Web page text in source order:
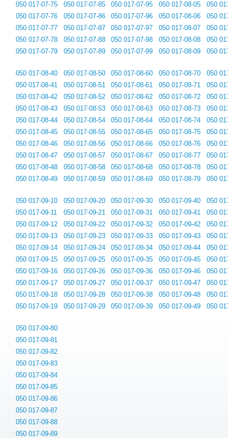
050 017-07-75
050 017-07-76
050 017-07-77
050 017-07-78
050 017-07-79
050 017-07-85
050 017-07-86
050 017-07-87
050 017-07-88
050 017-07-89
050 017-07-95
050 017-07-96
050 017-07-97
050 017-07-98
050 017-07-99
050 017-08-05
050 017-08-06
050 017-08-07
050 017-08-08
050 017-08-09
050
050
050
050
050
050 017-08-40
050 017-08-41
050 017-08-42
050 017-08-43
050 017-08-44
050 017-08-45
050 017-08-46
050 017-08-47
050 017-08-48
050 017-08-49
050 017-08-50
050 017-08-51
050 017-08-52
050 017-08-53
050 017-08-54
050 017-08-55
050 017-08-56
050 017-08-57
050 017-08-58
050 017-08-59
050 017-08-60
050 017-08-61
050 017-08-62
050 017-08-63
050 017-08-64
050 017-08-65
050 017-08-66
050 017-08-67
050 017-08-68
050 017-08-69
050 017-08-70
050 017-08-71
050 017-08-72
050 017-08-73
050 017-08-74
050 017-08-75
050 017-08-76
050 017-08-77
050 017-08-78
050 017-08-79
050
050
050
050
050
050
050
050
050
050
050 017-09-10
050 017-09-11
050 017-09-12
050 017-09-13
050 017-09-14
050 017-09-15
050 017-09-16
050 017-09-17
050 017-09-18
050 017-09-19
050 017-09-20
050 017-09-21
050 017-09-22
050 017-09-23
050 017-09-24
050 017-09-25
050 017-09-26
050 017-09-27
050 017-09-28
050 017-09-29
050 017-09-30
050 017-09-31
050 017-09-32
050 017-09-33
050 017-09-34
050 017-09-35
050 017-09-36
050 017-09-37
050 017-09-38
050 017-09-39
050 017-09-40
050 017-09-41
050 017-09-42
050 017-09-43
050 017-09-44
050 017-09-45
050 017-09-46
050 017-09-47
050 017-09-48
050 017-09-49
050
050
050
050
050
050
050
050
050
050
050 017-09-80
050 017-09-81
050 017-09-82
050 017-09-83
050 017-09-84
050 017-09-85
050 017-09-86
050 017-09-87
050 017-09-88
050 017-09-89